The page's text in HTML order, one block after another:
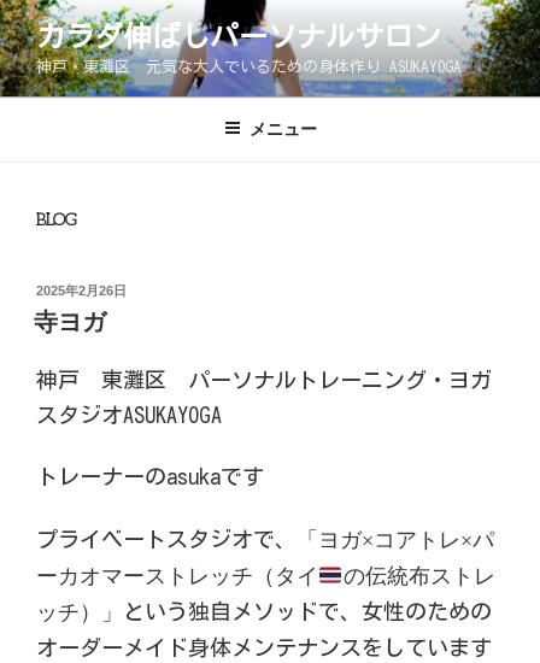
コ
ン
テ
ン
カラダ伸ばしパーソナルサロン
神戸・東灘区 元気な大人でいるための身体作り ASUKAYOGA
メニュー
BLOG
投
稿
日:
2025年2月26日
寺ヨガ
神戸 東灘区 パーソナルトレーニング・ヨガ
スタジオASUKAYOGA
トレーナーのasukaです
プライベートスタジオで、
「ヨガ×コアトレ×パ
ーカオマーストレッチ（タイ
の伝統布ストレ
ッチ）」
という独自メソッドで、女性のための
オーダーメイド身体メンテナンスをしています